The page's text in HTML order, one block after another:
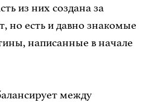
из них создана за
но есть и давно знакомые
написанные в начале
между